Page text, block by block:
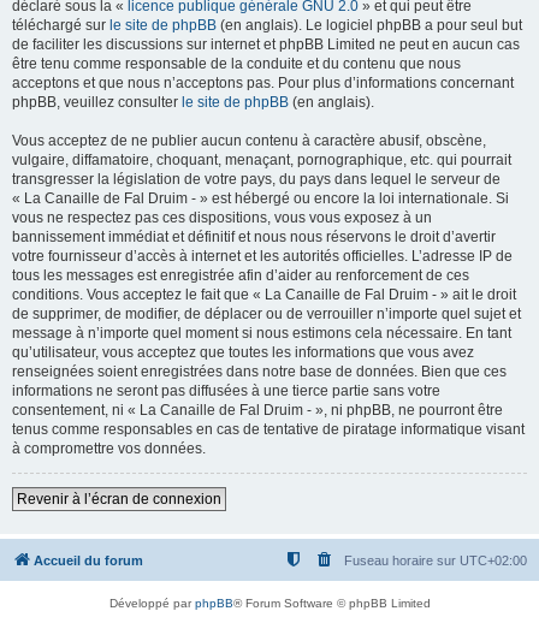
déclaré sous la « licence publique générale GNU 2.0 » et qui peut être
téléchargé sur le site de phpBB (en anglais). Le logiciel phpBB a pour seul but
de faciliter les discussions sur internet et phpBB Limited ne peut en aucun cas
être tenu comme responsable de la conduite et du contenu que nous
acceptons et que nous n’acceptons pas. Pour plus d’informations concernant
phpBB, veuillez consulter le site de phpBB (en anglais).
Vous acceptez de ne publier aucun contenu à caractère abusif, obscène,
vulgaire, diffamatoire, choquant, menaçant, pornographique, etc. qui pourrait
transgresser la législation de votre pays, du pays dans lequel le serveur de
« La Canaille de Fal Druim - » est hébergé ou encore la loi internationale. Si
vous ne respectez pas ces dispositions, vous vous exposez à un
bannissement immédiat et définitif et nous nous réservons le droit d’avertir
votre fournisseur d’accès à internet et les autorités officielles. L’adresse IP de
tous les messages est enregistrée afin d’aider au renforcement de ces
conditions. Vous acceptez le fait que « La Canaille de Fal Druim - » ait le droit
de supprimer, de modifier, de déplacer ou de verrouiller n’importe quel sujet et
message à n’importe quel moment si nous estimons cela nécessaire. En tant
qu’utilisateur, vous acceptez que toutes les informations que vous avez
renseignées soient enregistrées dans notre base de données. Bien que ces
informations ne seront pas diffusées à une tierce partie sans votre
consentement, ni « La Canaille de Fal Druim - », ni phpBB, ne pourront être
tenus comme responsables en cas de tentative de piratage informatique visant
à compromettre vos données.
Revenir à l’écran de connexion
Accueil du forum Fuseau horaire sur UTC+02:00
Développé parphpBB® Forum Software © phpBB Limited